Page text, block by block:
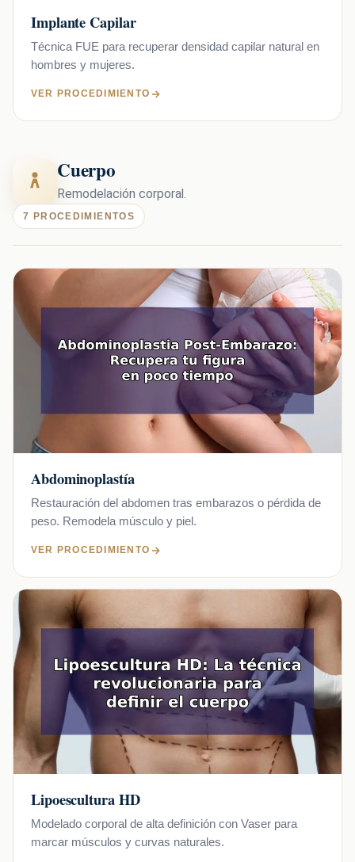
Implante Capilar
Técnica FUE para recuperar densidad capilar natural en
hombres y mujeres.
VER PROCEDIMIENTO
Cuerpo
Remodelación corporal.
7 PROCEDIMIENTOS
Abdominoplastía
Restauración del abdomen tras embarazos o pérdida de
peso. Remodela músculo y piel.
VER PROCEDIMIENTO
Lipoescultura HD
Modelado corporal de alta definición con Vaser para
marcar músculos y curvas naturales.